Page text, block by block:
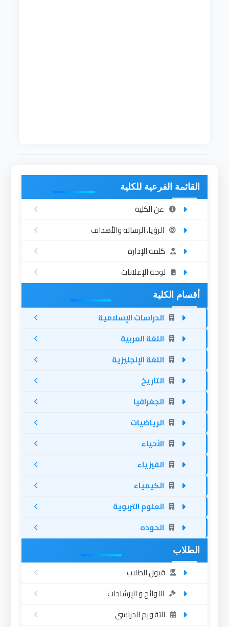
القائمة الفرعية للكلية
عن الكلية
الرؤيا، الرسالة والأهداف
كلمة الإدارة
لوحة الإعلانات
أقسام الكلية
الدراسات الإسلامية
اللغة العربية
اللغة الإنجليزية
التاريخ
الجغرافيا
الرياضيات
الأحياء
الفيزياء
الكيمياء
العلوم التربوية
الحوده
الطلاب
قبول الطلاب
اللوائح و الإرشادات
التقويم الدراسي